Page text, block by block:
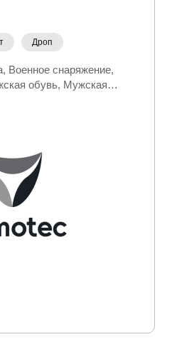
Дроп
Военное снаряжение
обувь Мужская